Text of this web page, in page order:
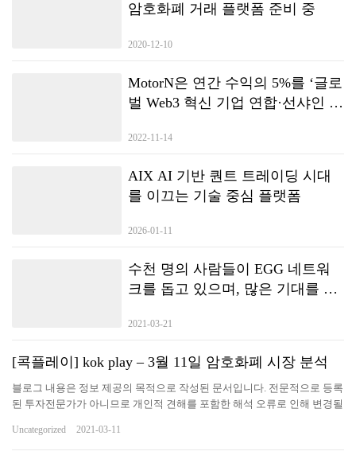
암호화폐 거래 플랫폼 준비 중
2020-12-10
MotorN은 연간 수익의 5%를 ‘글로
벌 Web3 혁신 기업 연합·선샤인 액
계획이다.
2022-11-14
AIX AI 기반 퀀트 트레이딩 시대
를 이끄는 기술 중심 플랫폼
2026-01-11
수천 명의 사람들이 EGG 네트워
크를 돕고 있으며, 많은 기대를 모
Consensus Forum이 하이커 우에서
2021-03-21
[콕플레이] kok play – 3월 11일 암호화폐 시장 분석
블로그 내용은 정보 제공의 목적으로 작성된 문서입니다. 전문적으로 등록
된 투자전문가가 아니므로 개인적 견해를 포함한 해석 오류로 인해 변경될
려진 내용은 법률적/일반 효력을 지니지 않습니다. 해당 문서의 목적은 투
Uncategorized 2021-03-11